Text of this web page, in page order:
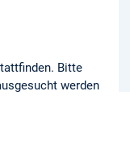
Bitte
werden